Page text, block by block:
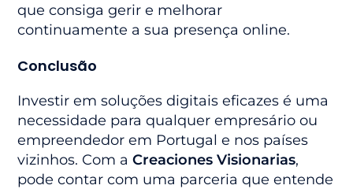
que consiga gerir e melhorar
continuamente a sua presença online.
Conclusão
Investir em soluções digitais eficazes é uma
necessidade para qualquer empresário ou
empreendedor em Portugal e nos países
vizinhos. Com aCreaciones Visionarias,
pode contar com uma parceria que entende